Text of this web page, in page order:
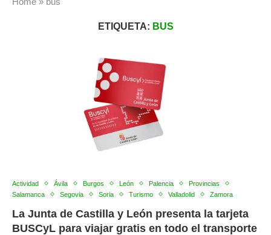
ETIQUETA: BUS
Actividad Ávila Burgos León Palencia
Provincias
Salamanca
Segovia Soria Turismo Valladolid Zamora
La Junta de Castilla y León presenta la tarjeta
BUSCyL para viajar gratis en todo el transporte